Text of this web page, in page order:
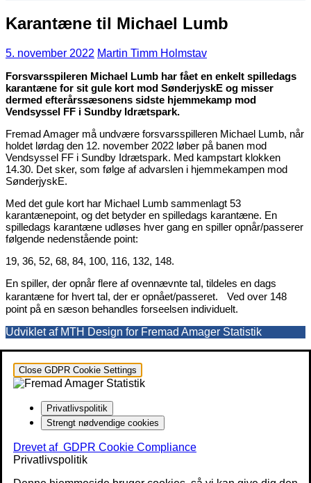
Karantæne til Michael Lumb
5. november 2022 Martin Timm Holmstav
Forsvarsspileren Michael Lumb har fået en enkelt spilledags
karantæne for sit gule kort mod SønderjyskE og misser
dermed efterårssæsonens sidste hjemmekamp mod
Vendsyssel FF i Sundby Idrætspark.
Fremad Amager må undvære forsvarsspilleren Michael Lumb, når
holdet lørdag den 12. november 2022 løber på banen mod
Vendsyssel FF i Sundby Idrætspark. Med kampstart klokken
14.30. Det sker, som følge af advarslen i hjemmekampen mod
SønderjyskE.
Med det gule kort har Michael Lumb sammenlagt 53
karantænepoint, og det betyder en spilledags karantæne. En
spilledags karantæne udløses hver gang en spiller opnår/passerer
følgende nedenstående point:
19, 36, 52, 68, 84, 100, 116, 132, 148.
En spiller, der opnår flere af ovennævnte tal, tildeles en dags
karantæne for hvert tal, der er opnået/passeret. Ved over 148
point på en sæson behandles forseelsen individuelt.
Udviklet af MTH Design for Fremad Amager Statistik
Close GDPR Cookie Settings
Privatlivspolitik
Strengt nødvendige cookies
Drevet af GDPR Cookie Compliance
Privatlivspolitik